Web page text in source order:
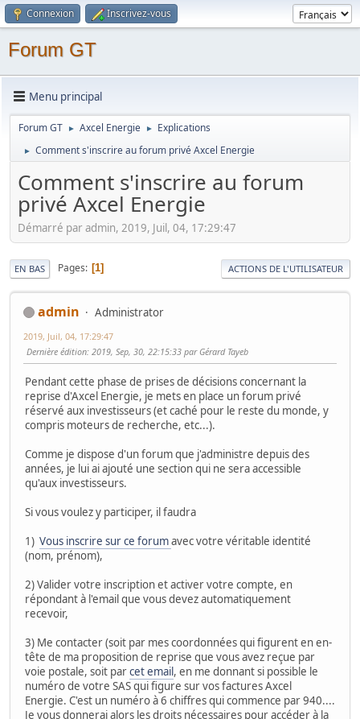
Connexion Inscrivez-vous
Forum GT
Menu principal
Forum GT ► Axcel Energie ► Explications
► Comment s'inscrire au forum privé Axcel Energie
Comment s'inscrire au forum
privé Axcel Energie
Démarré par admin, 2019, Juil, 04, 17:29:47
EN BAS Pages 1 ACTIONS DE L'UTILISATEUR
admin Administrator
2019, Juil, 04, 17:29:47
Dernière édition: 2019, Sep, 30, 22:15:33 par Gérard Tayeb
Pendant cette phase de prises de décisions concernant la
reprise d'Axcel Energie, je mets en place un forum privé
réservé aux investisseurs (et caché pour le reste du monde, y
compris moteurs de recherche, etc...).
Comme je dispose d'un forum que j'administre depuis des
années, je lui ai ajouté une section qui ne sera accessible
qu'aux investisseurs.
Si vous voulez y participer, il faudra
1) Vous inscrire sur ce forumavec votre véritable identité
(nom, prénom),
2) Valider votre inscription et activer votre compte, en
répondant à l'email que vous devez automatiquement
recevoir,
3) Me contacter (soit par mes coordonnées qui figurent en en-
tête de ma proposition de reprise que vous avez reçue par
voie postale, soit parcet email, en me donnant si possible le
numéro de votre SAS qui figure sur vos factures Axcel
Energie. C'est un numéro à 6 chiffres qui commence par 940....
Je vous donnerai alors les droits nécessaires pour accéder à la